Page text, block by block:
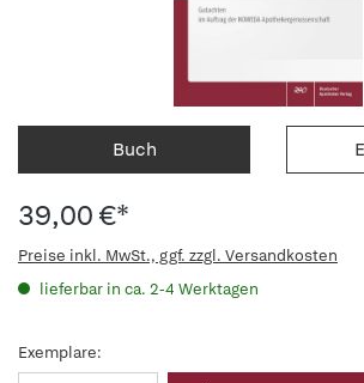
Buch
39,00 €*
Preise inkl. MwSt., ggf. zzgl. Versandkosten
lieferbar in ca. 2-4 Werktagen
Exemplare: